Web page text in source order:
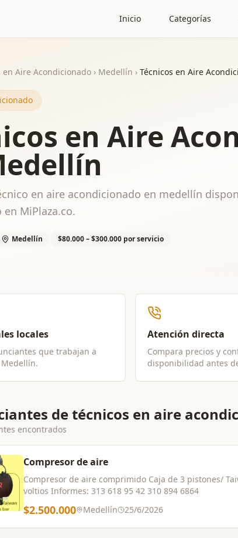
Inicio Categorías
en Aire Acondicionado › Medellín › Técnicos en Aire
en Aire
en aire acondicionado en medellín
MiPlaza.co.
Medellín $80.000 – $300.000 por servicio
locales
que trabajan a
Medellín.
Atención directa
Compara precios y
disponibilidad antes
de técnicos en aire
encontrados
Compresor de aire
Compresor de aire comprimido Caja de 3 pistones/ Taiwan Motor de tres caballos Tanque 45 galones 200 ps Ciento diez
voltios Informes: 313 618 95 42 310 894 6864
$2.500.000 Medellín 25/6/2026